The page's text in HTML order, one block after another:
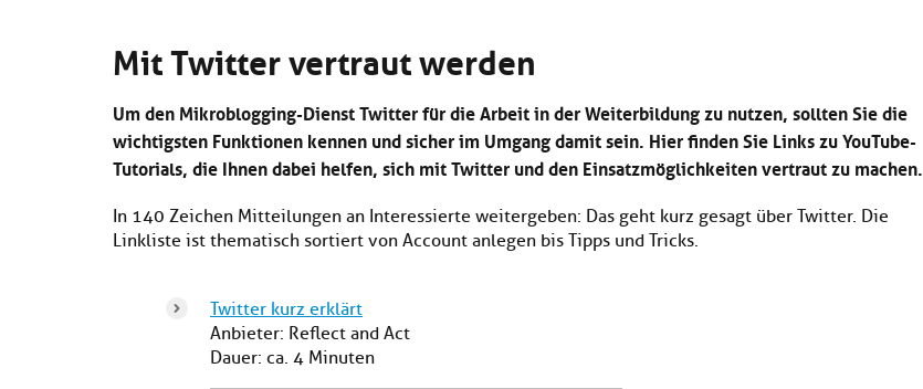
Mit Twitter vertraut werden
Um den Mikroblogging-Dienst Twitter für die Arbeit in der Weiterbildung zu nutzen, sollten Sie die
wichtigsten Funktionen kennen und sicher im Umgang damit sein. Hier finden Sie Links zu YouTube-
Tutorials, die Ihnen dabei helfen, sich mit Twitter und den Einsatzmöglichkeiten vertraut zu machen.
In 140 Zeichen Mitteilungen an Interessierte weitergeben: Das geht kurz gesagt über Twitter. Die
Linkliste ist thematisch sortiert von Account anlegen bis Tipps und Tricks.
Twitter kurz erklärt
Anbieter: Reflect and Act
Dauer: ca. 4 Minuten